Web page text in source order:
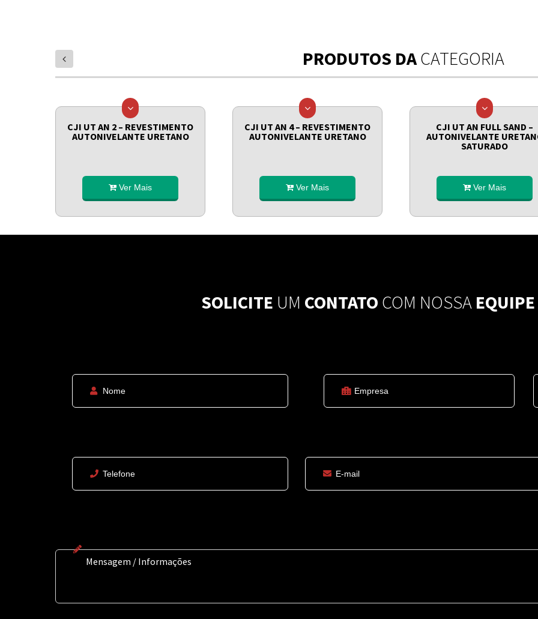
PRODUTOS DACATEGORIA
CJI UT AN 2 – REVESTIMENTO
AUTONIVELANTE URETANO
Ver Mais
CJI UT AN 4 – REVESTIMENTO
AUTONIVELANTE URETANO
Ver Mais
CJI UT AN FULL SAND –
AUTONIVELANTE
SATURADO
Ver Mais
prev
SOLICITE UM CONTATO COM NOSSAEQUIPE